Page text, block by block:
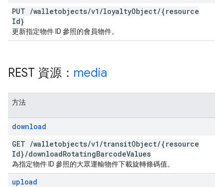
PUT /walletobjects/v1 /loyaltyObject/{resource
Id}
更新指定物件 ID 參照的會員物件。
REST 資源： media
方法
download
GET /walletobjects/v1 /transitObject/{resource
Id}/downloadRotatingBarcodeValues
為指定物件 ID 參照的大眾運輸物件下載旋轉條碼值。
upload